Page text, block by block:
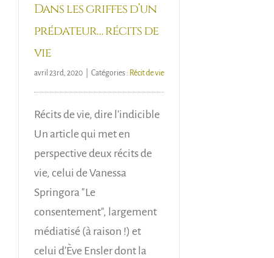
Dans les griffes d’un
prédateur… récits de
vie
avril 23rd, 2020 Catégories : Récit de vie
Récits de vie, dire l'indicible
Un article qui met en
perspective deux récits de
vie, celui de Vanessa
Springora "Le
consentement", largement
médiatisé (à raison !) et
celui d’Ève Ensler dont la